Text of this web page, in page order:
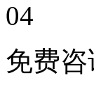
04
免费咨